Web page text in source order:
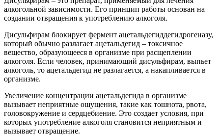
алкогольной зависимости. Его принцип работы основан на
создании отвращения к употреблению алкоголя.
Дисульфирам блокирует фермент ацетальдегиддегидрогеназу,
который обычно разлагает ацетальдегид – токсичное
вещество, образующееся в организме при расщеплении
алкоголя. Если человек, принимающий дисульфирам, выпьет
алкоголь, то ацетальдегид не разлагается, а накапливается в
организме.
Увеличение концентрации ацетальдегида в организме
вызывает неприятные ощущения, такие как тошнота, рвота,
головокружение и сердцебиение. Это создает условия, при
которых употребление алкоголя становится неприятным и
вызывает отвращение.